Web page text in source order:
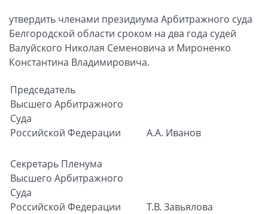
утвердить членами президиума Арбитражного суда
Белгородской области сроком на два года судей
Валуйского Николая Семеновича и Мироненко
Константина Владимировича.
Председатель
Высшего Арбитражного
Суда
Российской Федерации
А.А. Иванов
Секретарь Пленума
Высшего Арбитражного
Суда
Российской Федерации
Т.В. Завьялова